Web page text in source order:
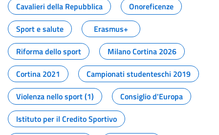
Cavalieri della Repubblica
Onoreficenze
Sport e salute
Erasmus+
Riforma dello sport
Milano Cortina 2026
Cortina 2021
Campionati studenteschi 2019
Violenza nello sport (1)
Consiglio d'Europa
Istituto per il Credito Sportivo